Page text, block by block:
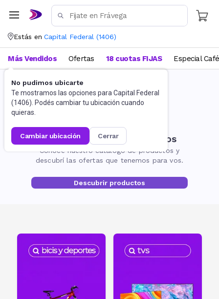
Estás en Capital Federal (1406)
No pudimos ubicarte
Te mostramos las opciones para Capital Federal
(1406). Podés cambiar tu ubicación cuando
quieras.
cambiar ubicación cerrar
Más Vendidos Ofertas 18 cuotas FIJAS Especial Café
No encontramos resultados
Conocé nuestro catálogo de productos y
descubrí las ofertas que tenemos para vos.
Descubrir productos